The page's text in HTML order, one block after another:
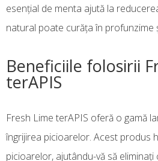
esențial de menta ajută la
natural poate curăța în profunzime
Beneficiile folosirii
terAPIS
Fresh Lime terAPIS oferă o gamă
îngrijirea picioarelor. Acest produs
picioarelor, ajutându-vă să eliminați